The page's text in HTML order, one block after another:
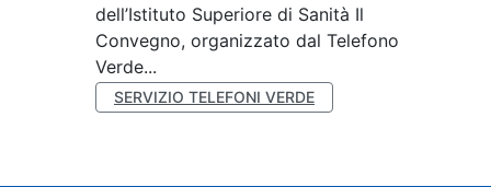
dell’Istituto Superiore di Sanità Il
Convegno, organizzato dal Telefono
Verde...
SERVIZIO TELEFONI VERDE